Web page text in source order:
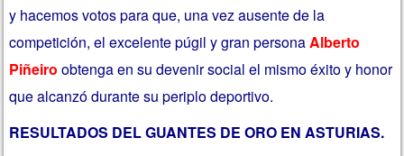
y hacemos votos para que, una vez ausente de la
competición, el excelente púgil y gran personaAlberto
Piñeiro obtenga en su devenir social el mismo éxito y honor
que alcanzó durante su periplo deportivo.
RESULTADOS DEL GUANTES DE ORO EN ASTURIAS.